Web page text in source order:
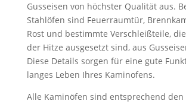
Gusseisen von höchster Qualität aus.
Stahlöfen sind Feuerraumtür,
Rost und bestimmte Verschleißteile,
der Hitze ausgesetzt sind, aus
Diese Details sorgen für eine gute
langes Leben Ihres Kaminofens.
Alle Kaminöfen sind entsprechend den